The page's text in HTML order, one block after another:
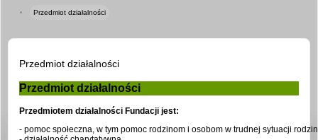
Przedmiot działalności
Przedmiot działalności
Przedmiot działalności
Przedmiotem działalności Fundacji jest:
- pomoc społeczna, w tym pomoc rodzinom i osobom w trudnej sytuacji